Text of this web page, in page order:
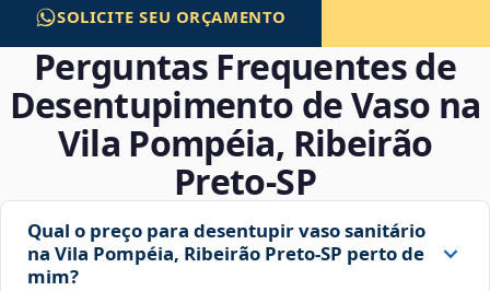
SOLICITE SEU ORÇAMENTO
Perguntas Frequentes de
Desentupimento de Vaso na
Vila Pompéia, Ribeirão
Preto‑SP
Qual o preço para desentupir vaso sanitário
na Vila Pompéia, Ribeirão Preto‑SP perto de
mim?